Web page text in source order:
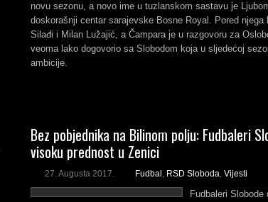
novu sezonu, a novo ime u tuzlanskom sastavu je
doskorašnji centar sarajevske Bosne Royal. Pored
Silađi i Milan Lužajić, a Čampara je u razgovoru za
veoma lako dogovorio sa Slobodom koja u sljedećoj
ambicije.
Bez pobjednika na Bilinom polju: Fudbaleri
visoku prednost u Zenici
27. Augusta 2017. Fudbal , RSD Sloboda, Vijesti
Fudbaleri